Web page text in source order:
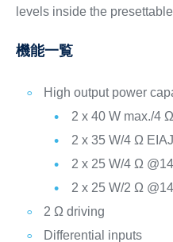
levels inside the
機能一覧
High output power
2 x 40 W max./4 Ω
2 x 35 W/4 Ω EIAJ
2 x 25 W/4 Ω
2 x 25 W/2 Ω
2 Ω driving
Differential inputs